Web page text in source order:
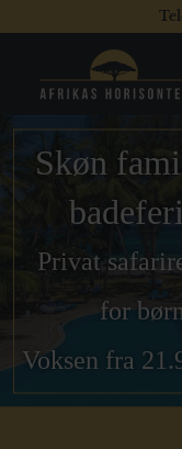
Skøn
Privat
for
Voksen fra